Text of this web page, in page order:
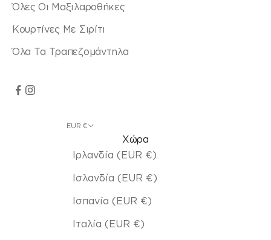
Όλες Οι Μαξιλαροθήκες
Κουρτίνες Με Σιρίτι
Όλα Τα Τραπεζομάντηλα
EUR €
Χώρα
Ιρλανδία (EUR €)
Ισλανδία (EUR €)
Ισπανία (EUR €)
Ιταλία (EUR €)